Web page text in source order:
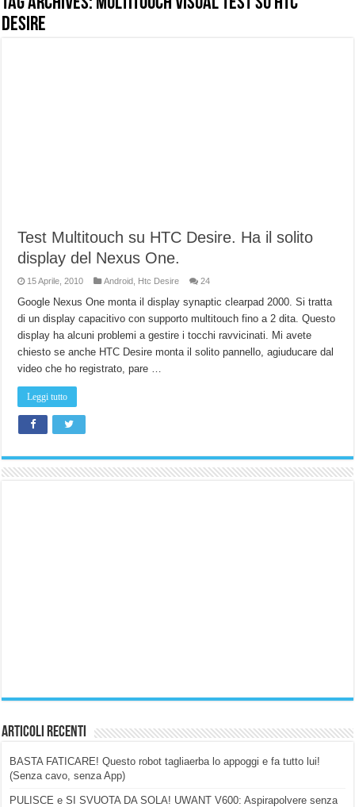
NUASI B2-1: trascrizione e riassunti AI per le tue riunioni e lezioni universitarie
Desire
Test Multitouch su HTC Desire. Ha il solito
display del Nexus One.
15 Aprile, 2010 Android Htc Desire 24
Google Nexus One monta il display synaptic clearpad 2000. Si tratta
di un display capacitivo con supporto multitouch fino a 2 dita. Questo
display ha alcuni problemi a gestire i tocchi ravvicinati. Mi avete
chiesto se anche HTC Desire monta il solito pannello, agiuducare dal
video che ho registrato, pare …
Leggi tutto
Articoli Recenti
BASTA FATICARE! Questo robot tagliaerba lo appoggi e fa tutto lui!
(Senza cavo, senza App)
PULISCE e SI SVUOTA DA SOLA! UWANT V600: Aspirapolvere senza